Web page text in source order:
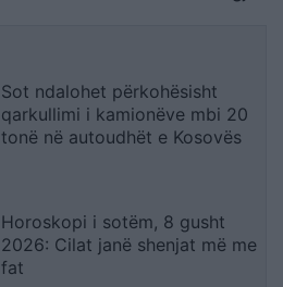
Sot ndalohet përkohësisht
qarkullimi i kamionëve mbi 20
tonë në autoudhët e Kosovës
Horoskopi i sotëm, 8 gusht
2026: Cilat janë shenjat më me
fat